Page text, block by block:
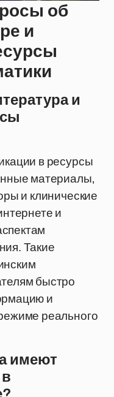
об
и
и
в ресурсы
материалы,
и клинические
и
Такие
быстро
и
реального
имеют